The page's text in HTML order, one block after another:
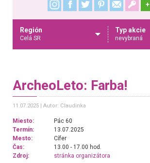
+
Región
Celá SR
Typ akcie
nevybraná
ArcheoLeto: Farba!
11.07.2025 Autor: Claudinka
Miesto:
Pác 60
Termín:
13.07.2025
Mesto:
Cífer
Čas:
13.00 - 17.00 hod.
Zdroj:
stránka organizátora